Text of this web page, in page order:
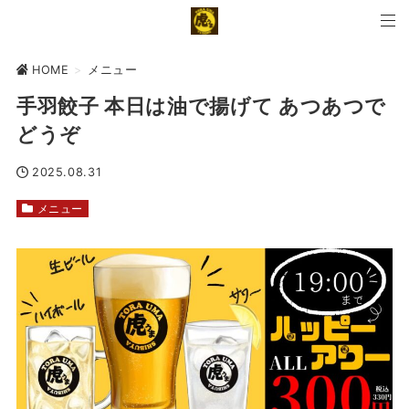
HOME > メニュー
手羽餃子 本日は油で揚げて あつあつで
どうぞ
2025.08.31
メニュー